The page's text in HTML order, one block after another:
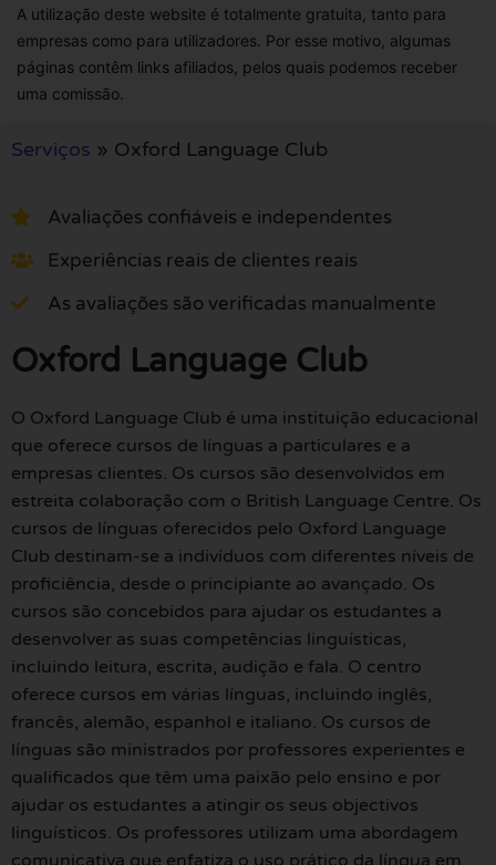
A utilização deste website é totalmente gratuita, tanto para
empresas como para utilizadores. Por esse motivo, algumas
páginas contêm links afiliados, pelos quais podemos receber
uma comissão.
Serviços » Oxford Language Club
Avaliações confiáveis e independentes
Experiências reais de clientes reais
As avaliações são verificadas manualmente
Oxford Language Club
O Oxford Language Club é uma instituição educacional
que oferece cursos de línguas a particulares e a
empresas clientes. Os cursos são desenvolvidos em
estreita colaboração com o British Language Centre. Os
cursos de línguas oferecidos pelo Oxford Language
Club destinam-se a indivíduos com diferentes níveis de
proficiência, desde o principiante ao avançado. Os
cursos são concebidos para ajudar os estudantes a
desenvolver as suas competências linguísticas,
incluindo leitura, escrita, audição e fala. O centro
oferece cursos em várias línguas, incluindo inglês,
francês, alemão, espanhol e italiano. Os cursos de
línguas são ministrados por professores experientes e
qualificados que têm uma paixão pelo ensino e por
ajudar os estudantes a atingir os seus objectivos
linguísticos. Os professores utilizam uma abordagem
comunicativa que enfatiza o uso prático da língua em